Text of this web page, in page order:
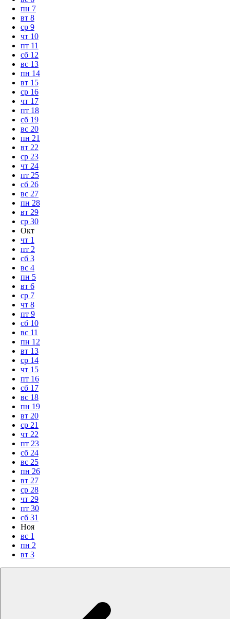
пн 7
вт 8
ср 9
чт 10
пт 11
сб 12
вс 13
пн 14
вт 15
ср 16
чт 17
пт 18
сб 19
вс 20
пн 21
вт 22
ср 23
чт 24
пт 25
сб 26
вс 27
пн 28
вт 29
ср 30
Окт
чт 1
пт 2
сб 3
вс 4
пн 5
вт 6
ср 7
чт 8
пт 9
сб 10
вс 11
пн 12
вт 13
ср 14
чт 15
пт 16
сб 17
вс 18
пн 19
вт 20
ср 21
чт 22
пт 23
сб 24
вс 25
пн 26
вт 27
ср 28
чт 29
пт 30
сб 31
Ноя
вс 1
пн 2
вт 3